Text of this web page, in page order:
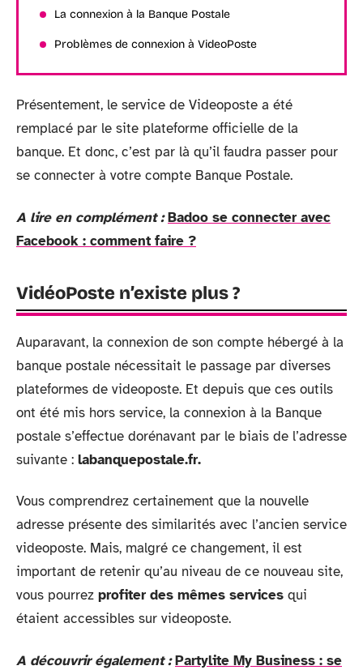
La connexion à la Banque Postale
Problèmes de connexion à VideoPoste
Présentement, le service de Videoposte a été
remplacé par le site plateforme officielle de la
banque. Et donc, c’est par là qu’il faudra passer pour
se connecter à votre compte Banque Postale.
A lire en complément : Badoo se connecter avec
Facebook : comment faire ?
VidéoPoste n’existe plus ?
Auparavant, la connexion de son compte hébergé à la
banque postale nécessitait le passage par diverses
plateformes de videoposte. Et depuis que ces outils
ont été mis hors service, la connexion à la Banque
postale s’effectue dorénavant par le biais de l’adresse
suivante : labanquepostale.fr.
Vous comprendrez certainement que la nouvelle
adresse présente des similarités avec l’ancien service
videoposte. Mais, malgré ce changement, il est
important de retenir qu’au niveau de ce nouveau site,
vous pourrez profiter des mêmes services qui
étaient accessibles sur videoposte.
A découvrir également : Partylite My Business : se